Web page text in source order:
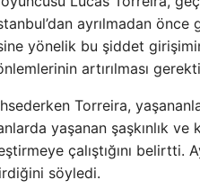
ayrılmadan önce
yönelik bu şiddet
artırılması
Torreira,
yaşanan şaşkınlık
çalıştığını belirtti.
söyledi.